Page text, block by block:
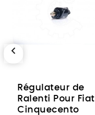
Régulateur de
Ralenti Pour Fiat
Cinquecento
chevron_left